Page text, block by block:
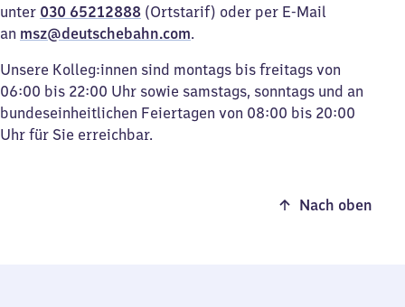
unter 030 65212888 (Ortstarif) oder per E-Mail
an msz@deutschebahn.com.
Unsere Kolleg:innen sind montags bis freitags von
06:00 bis 22:00 Uhr sowie samstags, sonntags und an
bundeseinheitlichen Feiertagen von 08:00 bis 20:00
Uhr für Sie erreichbar.
Nach oben